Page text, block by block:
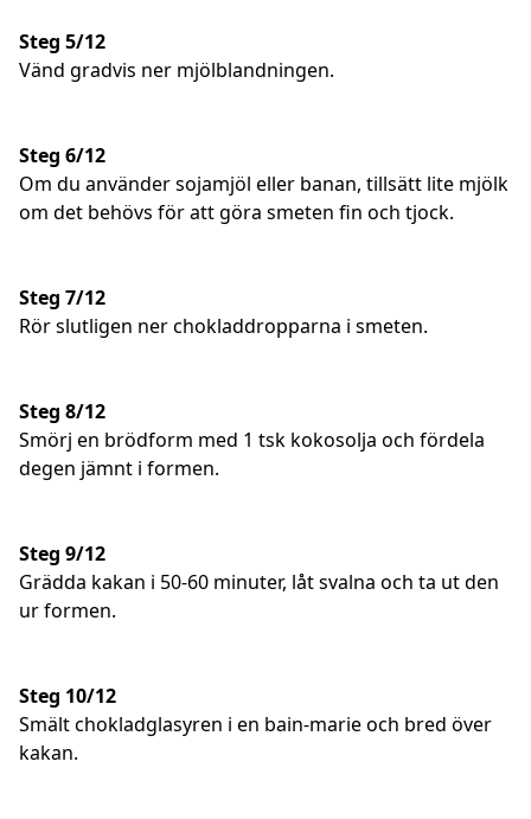
Steg 5/12
Vänd gradvis ner mjölblandningen.
Steg 6/12
Om du använder sojamjöl eller banan, tillsätt lite mjölk
om det behövs för att göra smeten fin och tjock.
Steg 7/12
Rör slutligen ner chokladdropparna i smeten.
Steg 8/12
Smörj en brödform med 1 tsk kokosolja och fördela
degen jämnt i formen.
Steg 9/12
Grädda kakan i 50-60 minuter, låt svalna och ta ut den
ur formen.
Steg 10/12
Smält chokladglasyren i en bain-marie och bred över
kakan.